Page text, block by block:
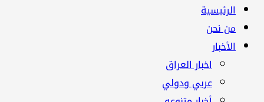
القائمة
الرئيسية
الرئيسية
من نحن
الأخبار
اخبار العراق
عربي ودولي